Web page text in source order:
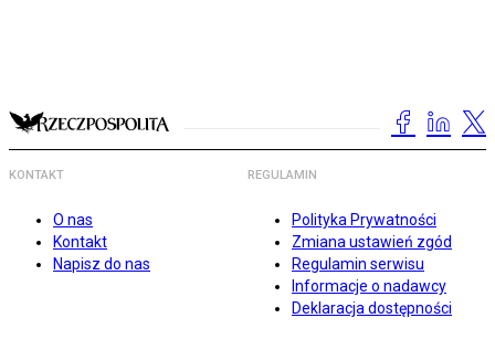
KONTAKT
O nas
Kontakt
Napisz do nas
REGULAMIN
Polityka Prywatności
Zmiana ustawień zgód
Regulamin serwisu
Informacje o nadawcy
Deklaracja dostępności